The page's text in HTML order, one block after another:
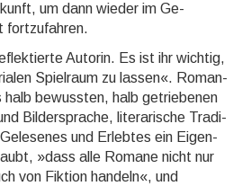
um dann wieder im Ge­
fort­zu­fahren.
Autorin. Es ist ihr wichtig,
Spiel­raum zu lassen«. Roman­
halb bewuss­ten, halb getrie­benen
Bilder­sprache, litera­rische Tradi­
und Erleb­tes ein Eigen­
»dass alle Romane nicht nur
von Fiktion handeln«, und